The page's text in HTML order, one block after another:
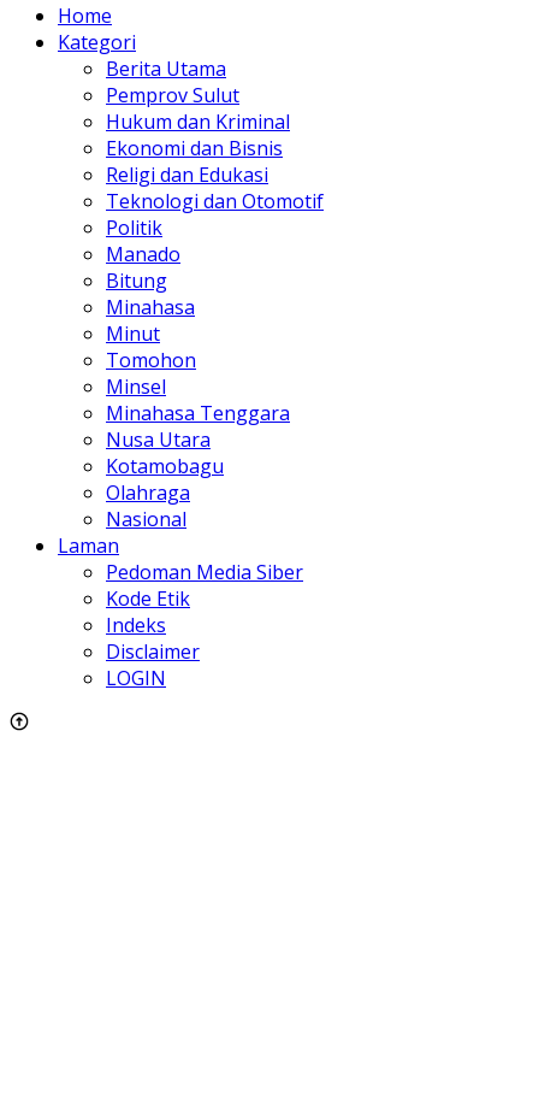
Home
Kategori
Berita Utama
Pemprov Sulut
Hukum dan Kriminal
Ekonomi dan Bisnis
Religi dan Edukasi
Teknologi dan Otomotif
Politik
Manado
Bitung
Minahasa
Minut
Tomohon
Minsel
Minahasa Tenggara
Nusa Utara
Kotamobagu
Olahraga
Nasional
Laman
Pedoman Media Siber
Kode Etik
Indeks
Disclaimer
LOGIN